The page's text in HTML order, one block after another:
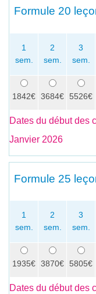
Formule 20
1
sem.
2
sem.
3
sem.
1842€ 3684€ 5526€
Dates du début des
Janvier 2026
Formule 25
1
sem.
2
sem.
3
sem.
1935€ 3870€ 5805€
Dates du début des